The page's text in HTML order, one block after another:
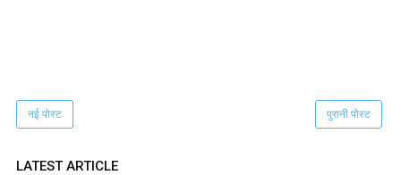
नई पोस्ट पुरानी पोस्ट
LATEST ARTICLE